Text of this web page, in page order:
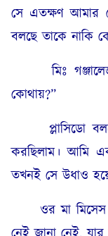
সে এতক্ষণ আমার
বলছে তাকে নাকি
মিঃ গঞ্জালেজ
কোথায়?”
প্লাসিডো
করছিলাম। আমি
তখনই সে উধাও
ওর মা মিসেস